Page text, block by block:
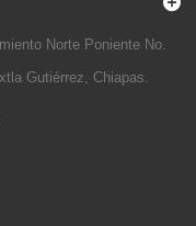
Norte Poniente No.
Gutiérrez, Chiapas.